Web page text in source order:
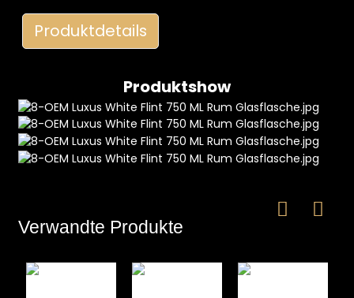
Produktdetails
Produktshow
Verwandte Produkte